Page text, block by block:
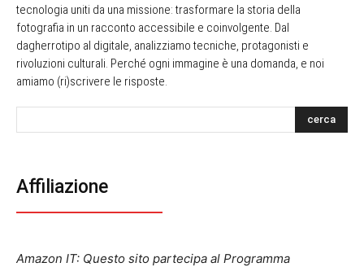
tecnologia uniti da una missione: trasformare la storia della
fotografia in un racconto accessibile e coinvolgente. Dal
dagherrotipo al digitale, analizziamo tecniche, protagonisti e
rivoluzioni culturali. Perché ogni immagine è una domanda, e noi
amiamo (ri)scrivere le risposte.
cerca
Affiliazione
Amazon IT: Questo sito partecipa al Programma